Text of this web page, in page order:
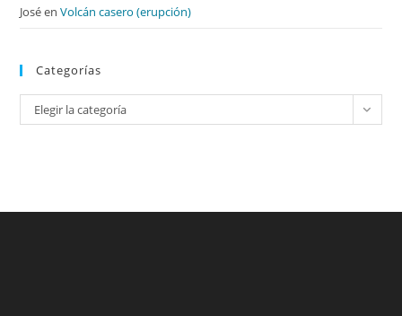
JoséenVolcán casero (erupción)
Categorías
Categorías
Elegir la categoría